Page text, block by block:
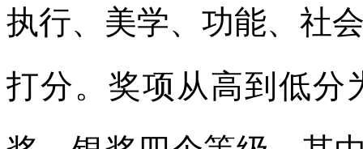
执行、美学、功能、社
打分。奖项从高到低分